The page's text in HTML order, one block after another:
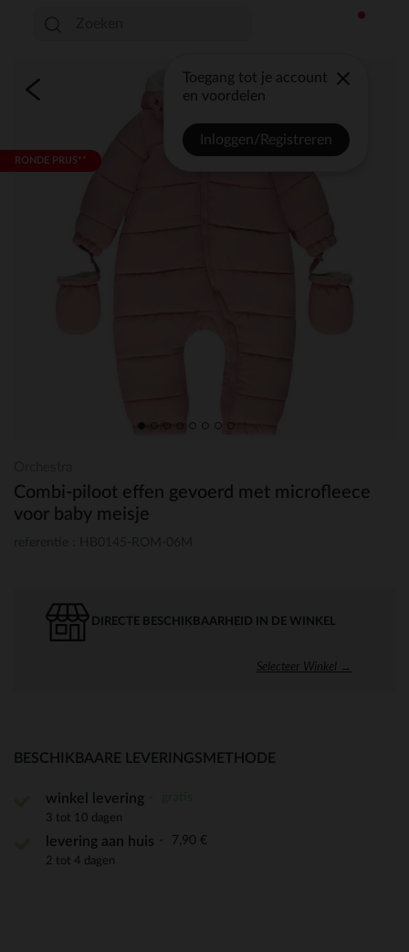
Toegang tot je account
en voordelen
Inloggen/Registreren
RONDE PRIJS**
Combi-piloot effen gevoerd met microfleece
voor baby meisje
DIRECTE BESCHIKBAARHEID IN DE WINKEL
Selecteer Winkel →
BESCHIKBAARE LEVERINGSMETHODE
winkel levering
3 tot 10 dagen
levering aan huis 7,90 €
2 tot 4 dagen